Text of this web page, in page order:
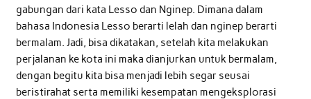
gabungan dari kata Lesso dan Nginep. Dimana dalam
bahasa Indonesia Lesso berarti lelah dan nginep berarti
bermalam. Jadi, bisa dikatakan, setelah kita melakukan
perjalanan ke kota ini maka dianjurkan untuk bermalam,
dengan begitu kita bisa menjadi lebih segar seusai
beristirahat serta memiliki kesempatan mengeksplorasi